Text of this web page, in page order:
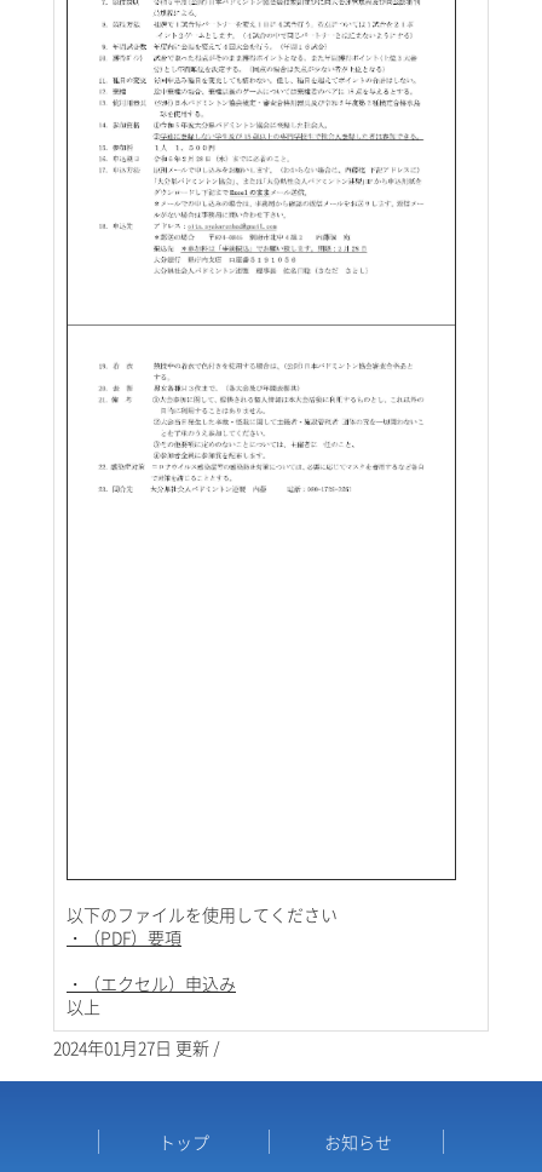
以下のファイルを使用してください
・（PDF）要項
・（エクセル）申込み
以上
2024年01月27日 更新 /
トップ お知らせ